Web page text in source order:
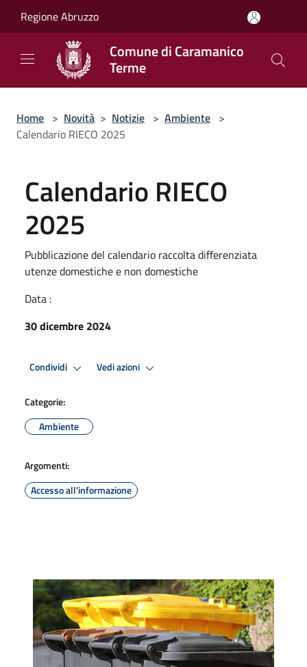
Regione Abruzzo
Comune di Caramanico
Terme
Home > Novità > Notizie > Ambiente >
Calendario RIECO 2025
Calendario RIECO
2025
Pubblicazione del calendario raccolta differenziata
utenze domestiche e non domestiche
Data :
30 dicembre 2024
Condividi Vedi azioni
Categorie:
Ambiente
Argomenti:
Accesso all'informazione